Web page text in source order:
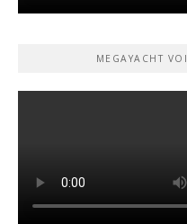
MEGAYACHT